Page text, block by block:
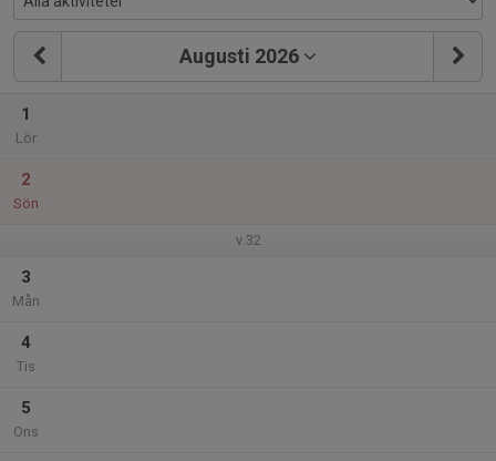
Augusti 2026
1
Lör
2
Sön
v.32
3
Mån
4
Tis
5
Ons